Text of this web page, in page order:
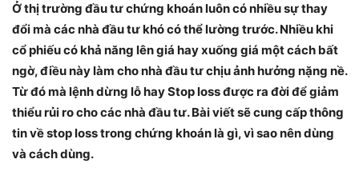
Ở thị trường đầu tư chứng khoán luôn có nhiều sự thay
đổi mà các nhà đầu tư khó có thể lường trước. Nhiều khi
cổ phiếu có khả năng lên giá hay xuống giá một cách bất
ngờ, điều này làm cho nhà đầu tư chịu ảnh hưởng nặng nề.
Từ đó mà lệnh dừng lỗ hay Stop loss được ra đời để giảm
thiểu rủi ro cho các nhà đầu tư. Bài viết sẽ cung cấp thông
tin về stop loss trong chứng khoán là gì, vì sao nên dùng
và cách dùng.